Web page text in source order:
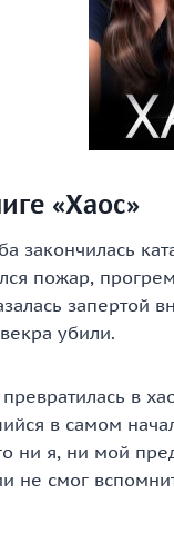
«Хаос»
закончилась
пожар,
запертой
убили.
в
в самом
ни я, ни мой
не смог